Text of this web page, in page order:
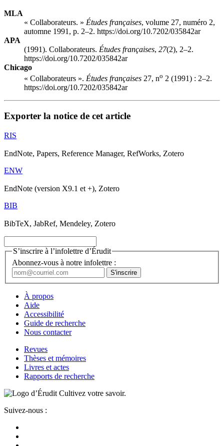
MLA
« Collaborateurs. » Études françaises, volume 27, numéro 2,
automne 1991, p. 2–2. https://doi.org/10.7202/035842ar
APA
(1991). Collaborateurs. Études françaises, 27(2), 2–2.
https://doi.org/10.7202/035842ar
Chicago
« Collaborateurs ». Études françaises 27, no 2 (1991) : 2–2.
https://doi.org/10.7202/035842ar
Exporter la notice de cet article
RIS
EndNote, Papers, Reference Manager, RefWorks, Zotero
ENW
EndNote (version X9.1 et +), Zotero
BIB
BibTeX, JabRef, Mendeley, Zotero
S’inscrire à l’infolettre d’Érudit
Abonnez-vous à notre infolettre :
À propos
Aide
Accessibilité
Guide de recherche
Nous contacter
Revues
Thèses et mémoires
Livres et actes
Rapports de recherche
Cultivez votre savoir.
Suivez-nous :